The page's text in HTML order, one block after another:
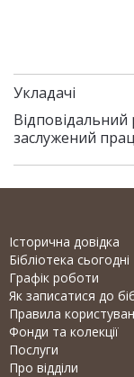
Укладачі
заслужений
Історична довідка
Бібліотека сьогодні
Графік роботи
Як записатися до
Правила
Фонди та колекції
Послуги
Про відділи